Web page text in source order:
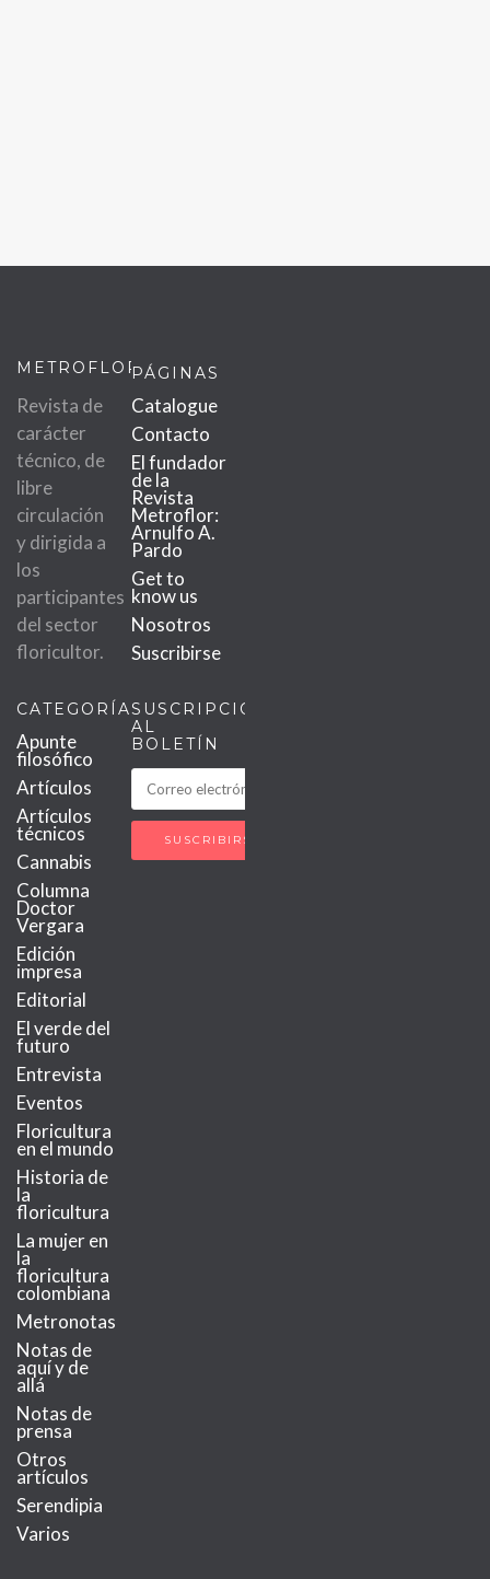
METROFLOR
Revista de
carácter
técnico, de
libre
circulación
y dirigida a
los
participantes
del sector
floricultor.
PÁGINAS
Catalogue
Contacto
El fundador
de la
Revista
Metroflor:
Arnulfo A.
Pardo
Get to
know us
Nosotros
Suscribirse
CATEGORÍAS
Apunte
filosófico
Artículos
Artículos
técnicos
Cannabis
Columna
Doctor
Vergara
Edición
impresa
Editorial
El verde del
futuro
Entrevista
Eventos
Floricultura
en el mundo
Historia de
la
floricultura
La mujer en
la
floricultura
colombiana
Metronotas
Notas de
aquí y de
allá
Notas de
prensa
Otros
artículos
Serendipia
Varios
SUSCRIPCIÓN
AL
BOLETÍN